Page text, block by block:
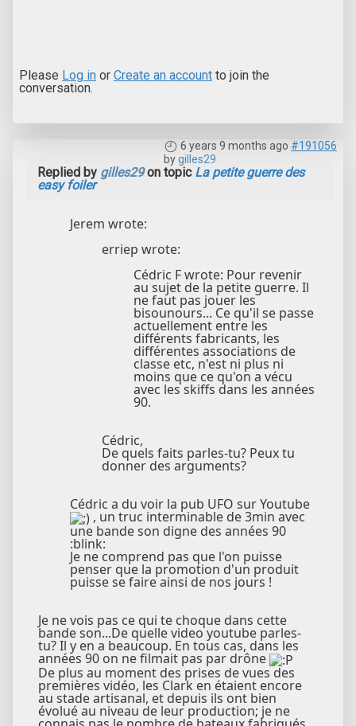
Please Log in or Create an account to join the
conversation.
6 years 9 months ago #191056
bygilles29
Replied by gilles29on topic La petite guerre des
easy foiler
Jerem wrote:
erriep wrote:
Cédric F wrote: Pour revenir
au sujet de la petite guerre. Il
ne faut pas jouer les
bisounours... Ce qu'il se passe
actuellement entre les
différents fabricants, les
différentes associations de
classe etc, n'est ni plus ni
moins que ce qu'on a vécu
avec les skiffs dans les années
90.
Cédric,
De quels faits parles-tu? Peux tu
donner des arguments?
Cédric a du voir la pub UFO sur Youtube
, un truc interminable de 3min avec
une bande son digne des années 90
:blink:
Je ne comprend pas que l'on puisse
penser que la promotion d'un produit
puisse se faire ainsi de nos jours !
Je ne vois pas ce qui te choque dans cette
bande son...De quelle video youtube parles-
tu? Il y en a beaucoup. En tous cas, dans les
années 90 on ne filmait pas par drône
De plus au moment des prises de vues des
premières vidéo, les Clark en étaient encore
au stade artisanal, et depuis ils ont bien
évolué au niveau de leur production; je ne